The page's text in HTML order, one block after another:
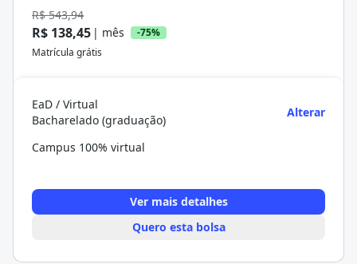
R$ 543,94
R$ 138,45 | mês
-75%
Matrícula grátis
EaD / Virtual
Bacharelado (graduação)
Alterar
Campus 100% virtual
Ver mais detalhes
Quero esta bolsa